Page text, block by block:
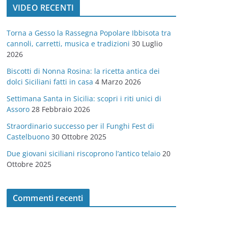
o
r
e
VIDEO RECENTI
Torna a Gesso la Rassegna Popolare Ibbisota tra
cannoli, carretti, musica e tradizioni 30 Luglio
2026
Biscotti di Nonna Rosina: la ricetta antica dei
dolci Siciliani fatti in casa 4 Marzo 2026
Settimana Santa in Sicilia: scopri i riti unici di
Assoro 28 Febbraio 2026
Straordinario successo per il Funghi Fest di
Castelbuono 30 Ottobre 2025
Due giovani siciliani riscoprono l’antico telaio 20
Ottobre 2025
Commenti recenti